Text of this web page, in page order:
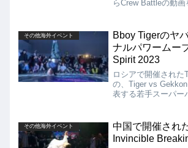
らCrew Battleの動
BODY CARNIVALの
その他海外イベント
Bboy Tigerのヤ
ナルパワームー
Spirit 2023
ロシアで開催された
の、Tiger vs
表する若手スーパー
を繰り出し、会場バ
その他海外イベント
中国で開催され
Invincible